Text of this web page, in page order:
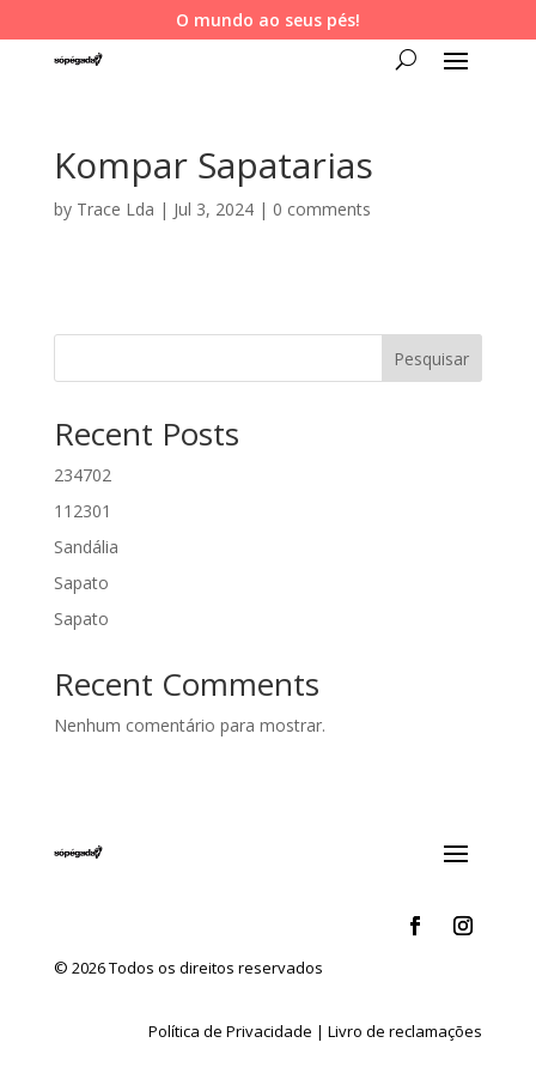
O mundo ao seus pés!
Kompar Sapatarias
by Trace Lda | Jul 3, 2024| 0 comments
Pesquisar
Recent Posts
234702
112301
Sandália
Sapato
Sapato
Recent Comments
Nenhum comentário para mostrar.
© 2026 Todos os direitos reservados
Política de Privacidade |Livro de reclamações